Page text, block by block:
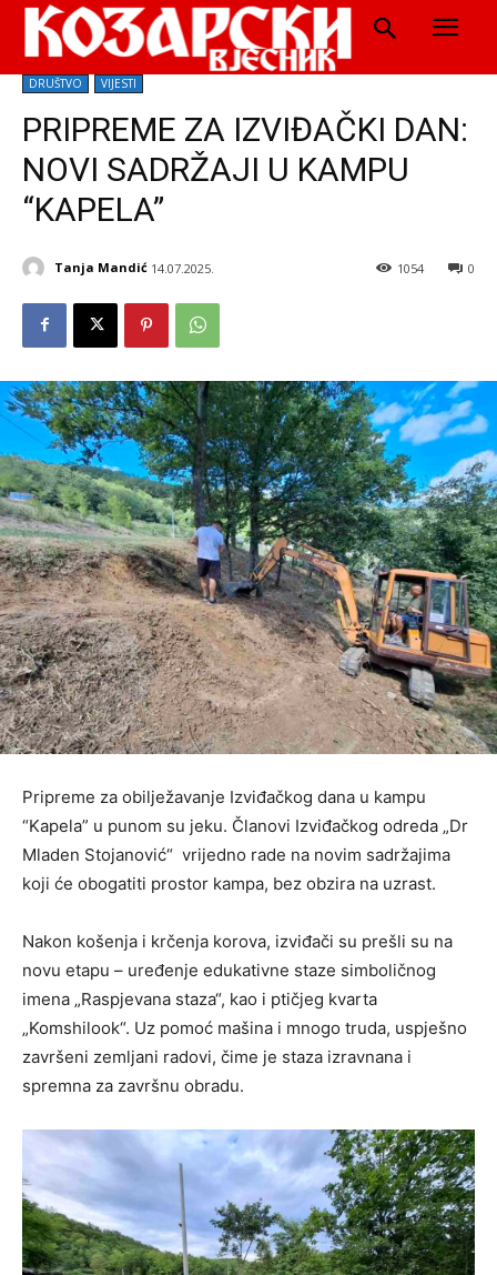
DRUŠTVO VIJESTI
PRIPREME ZA IZVIĐAČKI DAN:
NOVI SADRŽAJI U KAMPU
“KAPELA”
Tanja Mandić 14.07.2025. 0
1054
Pripreme za obilježavanje Izviđačkog dana u kampu
“Kapela” u punom su jeku. Članovi Izviđačkog odreda „Dr
Mladen Stojanović“ vrijedno rade na novim sadržajima
koji će obogatiti prostor kampa, bez obzira na uzrast.
Nakon košenja i krčenja korova, izviđači su prešli su na
novu etapu – uređenje edukativne staze simboličnog
imena „Raspjevana staza“, kao i ptičjeg kvarta
„Komshilook“. Uz pomoć mašina i mnogo truda, uspješno
završeni zemljani radovi, čime je staza izravnana i
spremna za završnu obradu.